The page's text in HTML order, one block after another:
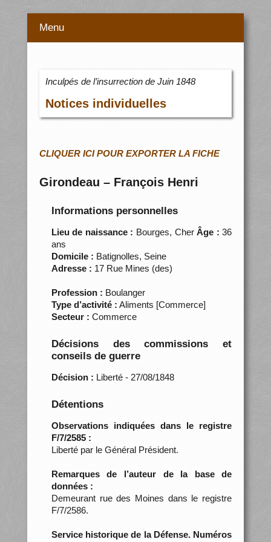
Menu
Inculpés de l’insurrection de Juin 1848
Notices individuelles
CLIQUER ICI POUR EXPORTER LA FICHE
Girondeau – François Henri
Informations personnelles
Lieu de naissance : Bourges, CherÂge : 36
ans
Domicile : Batignolles, Seine
Adresse : 17 Rue Mines (des)
Profession : Boulanger
Type d’activité : Aliments [Commerce]
Secteur : Commerce
Décisions des commissions et
conseils de guerre
Décision : Liberté - 27/08/1848
Détentions
Observations indiquées dans le registre
F/7/2585 :
Liberté par le Général Président.
Remarques de l’auteur de la base de
données :
Demeurant rue des Moines dans le registre
F/7/2586.
Service historique de la Défense. Numéros